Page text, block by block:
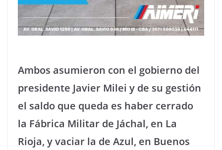
Ambos asumieron con el gobierno del
presidente Javier Milei y de su gestión
el saldo que queda es haber cerrado
la Fábrica Militar de Jáchal, en La
Rioja, y vaciar la de Azul, en Buenos